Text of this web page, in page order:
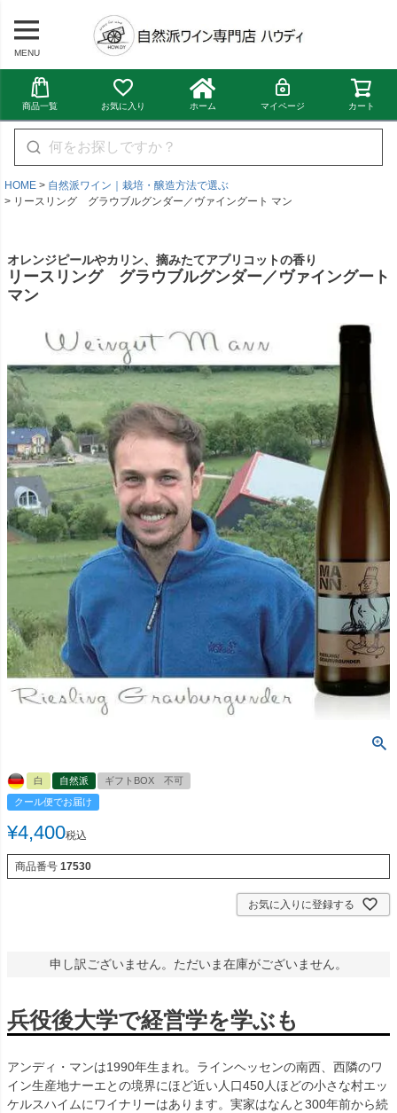
MENU
商品一覧 お気に入り ホーム マイページ カート
HOME
自然派ワイン｜栽培・醸造方法で選ぶ
リースリング グラウブルグンダー／ヴァイングート マン
オレンジピールやカリン、摘みたてアプリコットの香り
リースリング グラウブルグンダー／ヴァイングート
マン
白 自然派
ギフトBOX 不可
クール便でお届け
¥4,400税込
商品番号 17530
お気に入りに登録する
申し訳ございません。ただいま在庫がございません。
兵役後大学で経営学を学ぶも
アンディ・マンは1990年生まれ。ラインヘッセンの南西、西隣のワ
イン生産地ナーエとの境界にほど近い人口450人ほどの小さな村エッ
ケルスハイムにワイナリーはあります。実家はなんと300年前から続